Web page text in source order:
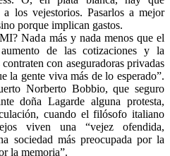
los vejestorios. Pasarlos a mejor
porque implican gastos.
Nada más y nada menos que el
de las cotizaciones y la
con aseguradoras privadas
la gente viva más de lo esperado”.
Norberto Bobbio, que seguro
doña Lagarde alguna protesta,
cuando el filósofo italiano
viven una “vejez ofendida,
sociedad más preocupada por la
la memoria”.